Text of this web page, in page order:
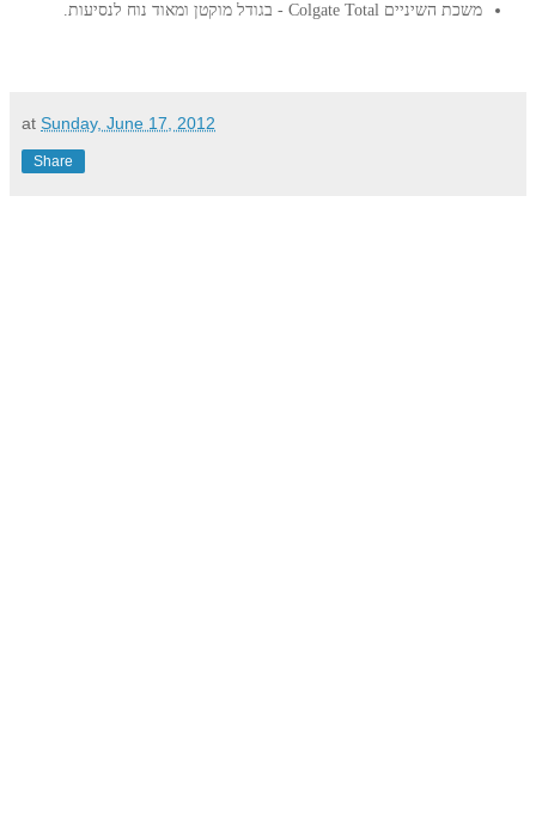
משכת השיניים Colgate Total - בגודל מוקטן ומאוד נוח לנסיעות.
at Sunday, June 17, 2012
Share